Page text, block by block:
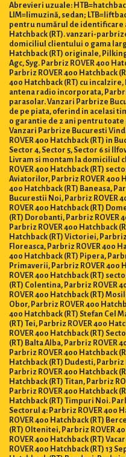
Abrevieri uzuale:
LIM=limuzină, sedan;
pentru numărul de identificare
Hatchback (RT). vanzari-
domiciliul clientului o gama
Hatchback (RT) originale,
Agc, Syg. Parbriz ROVER 400
Parbriz ROVER 400 Hatchback
400 Hatchback (RT) cu incalzire,
antena radio incorporata,
parasolar. Vanzari Parbrize
de pe piata, oferind in acelasi
o garantie de 2 ani pentru
Vanzari Parbrize Bucuresti
ROVER 400 Hatchback (RT) in
Sector 4, Sector 5, Sector 6 si
Livram si montam la domiciliul
ROVER 400 Hatchback (RT)
Aviatorilor, Parbriz ROVER 400
400 Hatchback (RT) Baneasa,
Bucurestii Noi, Parbriz ROVER
ROVER 400 Hatchback (RT)
(RT) Dorobanti, Parbriz ROVER
Parbriz ROVER 400 Hatchback
Hatchback (RT) Victoriei,
Floreasca, Parbriz ROVER 400
400 Hatchback (RT) Pipera,
Primaverii, Parbriz ROVER 400
ROVER 400 Hatchback (RT)
(RT) Colentina, Parbriz ROVER
ROVER 400 Hatchback (RT)
Obor, Parbriz ROVER 400
400 Hatchback (RT) Stefan Cel
(RT) Tei, Parbriz ROVER 400
ROVER 400 Hatchback (RT)
(RT) Balta Alba, Parbriz ROVER
Parbriz ROVER 400 Hatchback
Hatchback (RT) Dudesti, Parbriz
Parbriz ROVER 400 Hatchback
Hatchback (RT) Titan, Parbriz
Parbriz ROVER 400 Hatchback
Hatchback (RT) Timpuri Noi.
Sectorul 4: Parbriz ROVER 400
ROVER 400 Hatchback (RT)
(RT) Oltenitei, Parbriz ROVER
ROVER 400 Hatchback (RT)
ROVER 400 Hatchback (RT) 13